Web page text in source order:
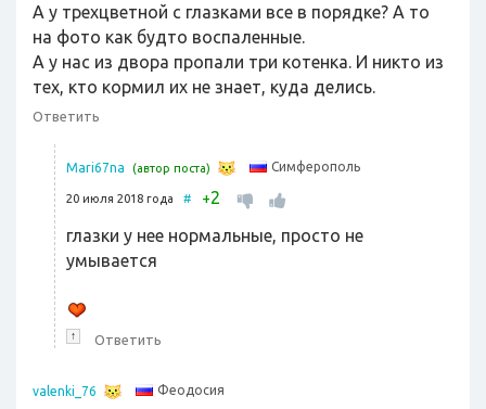
А у трехцветной с глазками все в порядке? А то
на фото как будто воспаленные.
А у нас из двора пропали три котенка. И никто из
тех, кто кормил их не знает, куда делись.
Ответить
Mari67na (автор поста) Симферополь
20 июля 2018 года # +2
глазки у нее нормальные, просто не
умывается
↑ Ответить
valenki_76 Феодосия